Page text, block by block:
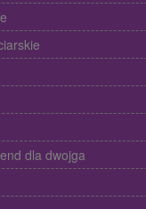
dla dwojga